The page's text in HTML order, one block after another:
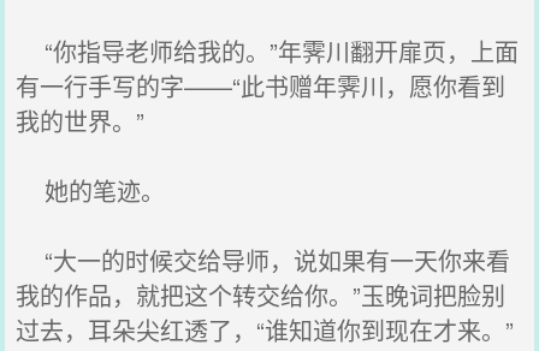
“你指导老师给我的。”年霁川翻开扉页，上面
有一行手写的字——“此书赠年霁川，愿你看到
我的世界。”
她的笔迹。
“大一的时候交给导师，说如果有一天你来看
我的作品，就把这个转交给你。”玉晚词把脸别
过去，耳朵尖红透了，“谁知道你到现在才来。”